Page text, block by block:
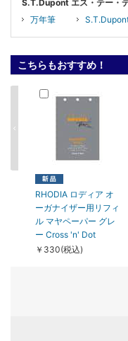
S.T.Dupont エス・テー・
万年筆
こちらもおすすめ！
RHODIA ロディア オ
ーガナイザー用リフィ
ル マヤペーパー グレ
ー Cross 'n' Dot
￥330(税込)